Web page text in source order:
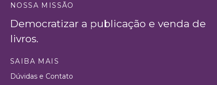
NOSSA MISSÃO
Democratizar a publicação e venda de
livros.
SAIBA MAIS
Dúvidas e Contato